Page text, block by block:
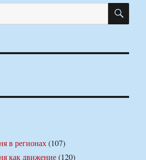
в регионах(107)
как движение(120)